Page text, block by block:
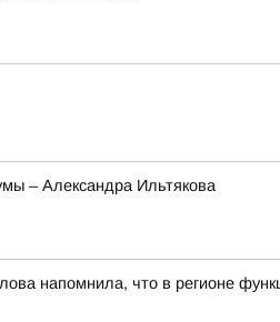
– Александра Ильтякова
напомнила, что в регионе